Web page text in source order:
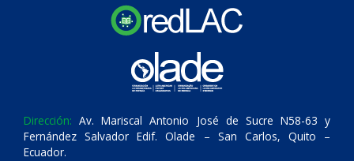
Dirección: Av. Mariscal Antonio José de Sucre N58-63 y
Fernández Salvador Edif. Olade – San Carlos, Quito –
Ecuador.